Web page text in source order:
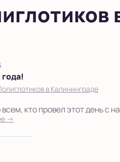
в Калининграде
кто провел этот день с
→